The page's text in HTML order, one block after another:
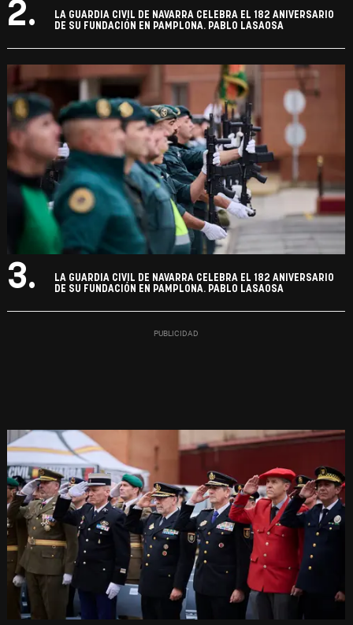
2.
LA GUARDIA CIVIL DE NAVARRA CELEBRA EL 182 ANIVERSARIO
DE SU FUNDACIÓN EN PAMPLONA. PABLO LASAOSA
3.
LA GUARDIA CIVIL DE NAVARRA CELEBRA EL 182 ANIVERSARIO
DE SU FUNDACIÓN EN PAMPLONA. PABLO LASAOSA